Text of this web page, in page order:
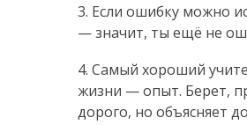
3. Если ошибку можно
— значит, ты ещё не
4. Самый хороший
жизни — опыт. Берет,
дорого, но объясняет